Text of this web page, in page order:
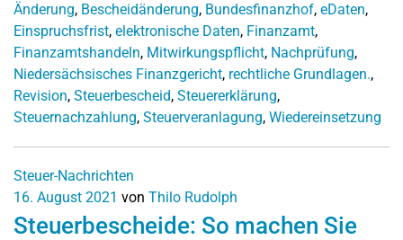
Änderung, Bescheidänderung, Bundesfinanzhof, eDaten,
Einspruchsfrist, elektronische Daten, Finanzamt,
Finanzamtshandeln, Mitwirkungspflicht, Nachprüfung,
Niedersächsisches Finanzgericht, rechtliche Grundlagen.,
Revision, Steuerbescheid, Steuererklärung,
Steuernachzahlung, Steuerveranlagung, Wiedereinsetzung
Steuer-Nachrichten
16. August 2021 von Thilo Rudolph
Steuerbescheide: So machen Sie